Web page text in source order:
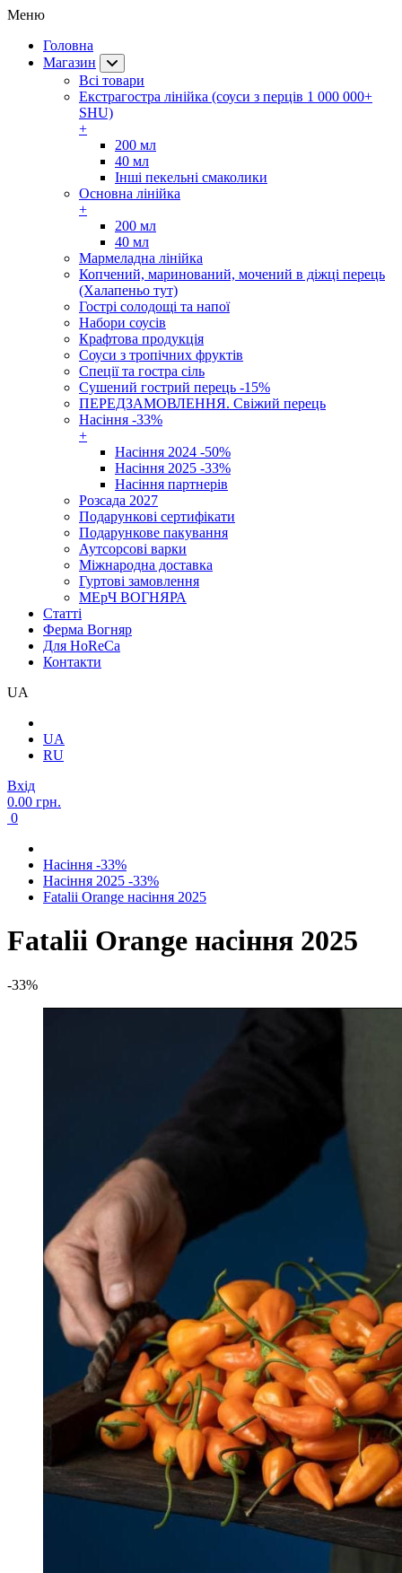
Меню
Головна
Магазин
Всі товари
Екстрагостра лінійка (соуси з перців 1 000 000+
SHU)
+
200 мл
40 мл
Інші пекельні смаколики
Основна лінійка
+
200 мл
40 мл
Мармеладна лінійка
Копчений, маринований, мочений в діжці перець
(Халапеньо тут)
Гострі солодощі та напої
Набори соусів
Крафтова продукція
Соуси з тропічних фруктів
Спеції та гостра сіль
Сушений гострий перець -15%
ПЕРЕДЗАМОВЛЕННЯ. Свіжий перець
Насіння -33%
+
Насіння 2024 -50%
Насіння 2025 -33%
Насіння партнерів
Розсада 2027
Подарункові сертифікати
Подарункове пакування
Аутсорсові варки
Міжнародна доставка
Гуртові замовлення
МЕрЧ ВОГНЯРА
Cтатті
Ферма Вогняр
Для HoReCa
Контакти
UA
UA
RU
Вхід
0.00 грн.
0
Насіння -33%
Насіння 2025 -33%
Fatalii Orange насіння 2025
Fatalii Orange насіння 2025
-33%